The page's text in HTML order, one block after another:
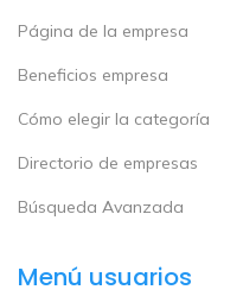
Página de la empresa
Beneficios empresa
Cómo elegir la categoría
Directorio de empresas
Búsqueda Avanzada
Menú usuarios